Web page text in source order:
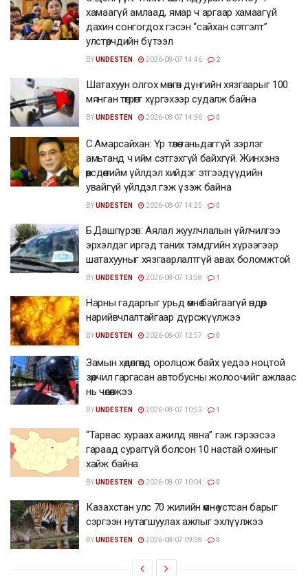
хамаагүй амлаад, ямар ч аргаар хамаагүй
дахин сонгогдох гэсэн “сайхан сэтгэлт”
улстөрчдийн бүтээл
BYUNDESTEN 2026-08-07 14:46 2
Шатахуун олгох мөнгөн дүнгийн хязгаарыг 100
мянган төгрөгт хүргэхээр судалж байна
BYUNDESTEN 2026-08-07 14:36 0
С.Амарсайхан: Үр төлөө таньдаггүй зэрлэг
амьтанд ч ийм сэтгэхгүй байхгүй. Жинхэнэ
өөрсдөө тийм үйлдэл хийдэг этгээдүүдийн
увайгүй үйлдэл гэж үзэж байна
BYUNDESTEN 2026-08-07 14:25 0
Б.Дашпүрэв: Аялал жуулчлалын үйлчилгээ
эрхэлдэг иргэд таних тэмдгийн хүрээгээр
шатахууныг хязгаарлалтгүй авах боломжтой
BYUNDESTEN 2026-08-07 13:58 1
Нарны гадаргыг урьд өмнө байгаагүй өндөр
нарийвчлалтайгаар дүрсжүүлжээ
BYUNDESTEN 2026-08-07 12:57 0
Замын хөдөлгөөнд оролцож байх үедээ ноцтой
зөрчил гаргасан автобусны жолоочийг ажлаас
нь чөлөөлжээ
BYUNDESTEN 2026-08-07 10:53 1
“Тарвас хураах ажилд явна” гэж гэрээсээ
гараад сураггүй болсон 10 настай охиныг
хайж байна
BYUNDESTEN 2026-08-07 10:04 0
Казахстан улс 70 жилийн өмнө устсан барыг
сэргээн нутагшуулах ажлыг эхлүүлжээ
BYUNDESTEN 2026-08-07 09:58 0